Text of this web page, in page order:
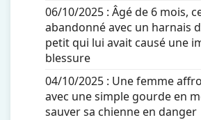
06/10/2025 : Âgé de 6 mois,
abandonné avec un harnais
petit qui lui avait causé une
blessure
04/10/2025 : Une femme
avec une simple gourde en
sauver sa chienne en danger